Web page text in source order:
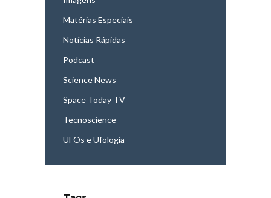
Matérias Especiais
Notícias Rápidas
Podcast
Science News
Space Today TV
Tecnoscience
UFOs e Ufologia